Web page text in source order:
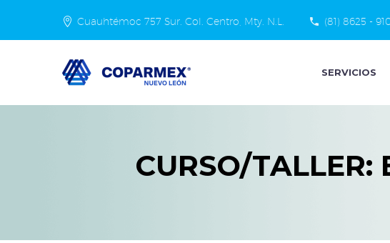
Cuauhtémoc 757 Sur. Col. Centro, Mty. N.L. (81) 8625 -
SERVICIOS
CURSO/TALLER: